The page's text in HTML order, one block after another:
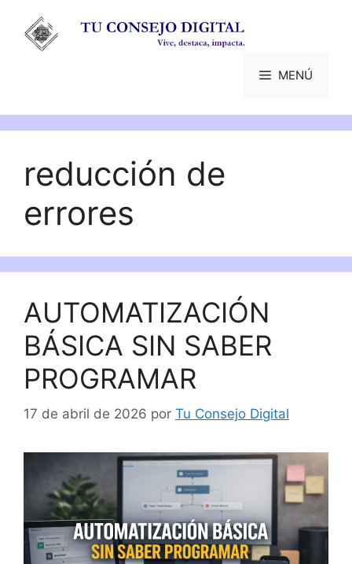
contenido
MENÚ
reducción de
errores
AUTOMATIZACIÓN
BÁSICA SIN SABER
PROGRAMAR
17 de abril de 2026 por Tu Consejo Digital